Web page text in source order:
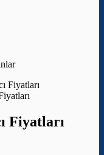
Fiyatları